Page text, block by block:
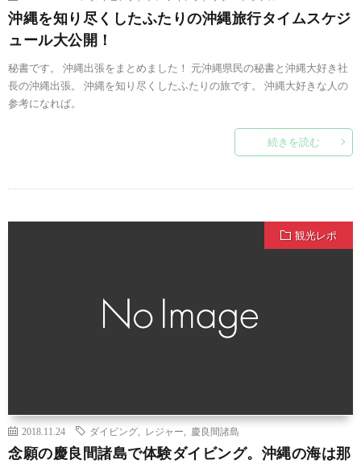
沖縄を知り尽くしたふたりの沖縄旅行タイムスケジ
ュール大公開！
秘書です。 沖縄出張をまとめました！ 元沖縄県民の秘書と沖縄大好き社
長の沖縄出張。 沖縄を知り尽くしたふたりの旅です。 沖縄大好きな人の
参考になれば。
続きを読む
観光レポ
2018.11.24 ダイビング レジャー 慶良間諸島
念願の慶良間諸島で体験ダイビング。沖縄の海は那